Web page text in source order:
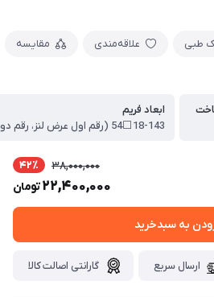
طبی علاقه‌مندی مقایسه
ابعاد فریم
38,000,000 42٪
22,400,000تومان
به سبدخرید
ارسال سریع گارانتی اصالت کالا